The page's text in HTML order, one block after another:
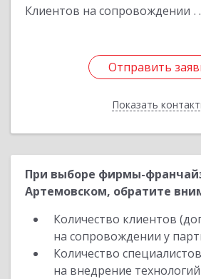
Клиентов на сопровождении
Отправить
Показать
Отправить
Назад
При выборе фирмы-
Артемовском, обратите
Количество клиентов
на сопровождении у
Количество
на внедрение